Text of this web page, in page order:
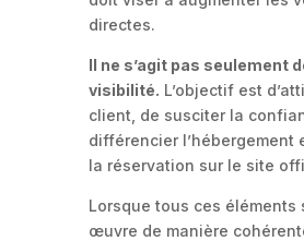
directes.
Il ne s’agit pas seulement
visibilité. L’objectif est
client, de susciter la
différencier l’hébergement
la réservation sur le site
Lorsque tous ces éléments
œuvre de manière